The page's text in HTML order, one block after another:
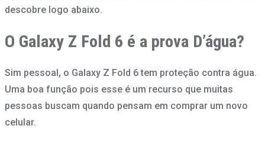
descobre logo abaixo.
O Galaxy Z Fold 6 é a prova D’água?
Sim pessoal, o Galaxy Z Fold 6 tem proteção contra água.
Uma boa função pois esse é um recurso que muitas
pessoas buscam quando pensam em comprar um novo
celular.